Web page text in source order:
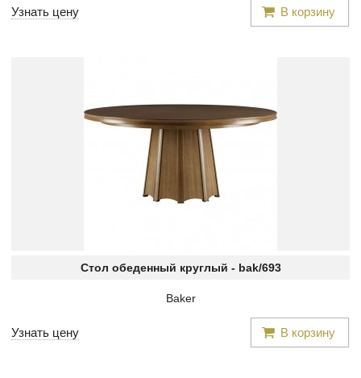
Узнать цену В корзину
Стол обеденный круглый - bak/693
Baker
Узнать цену В корзину